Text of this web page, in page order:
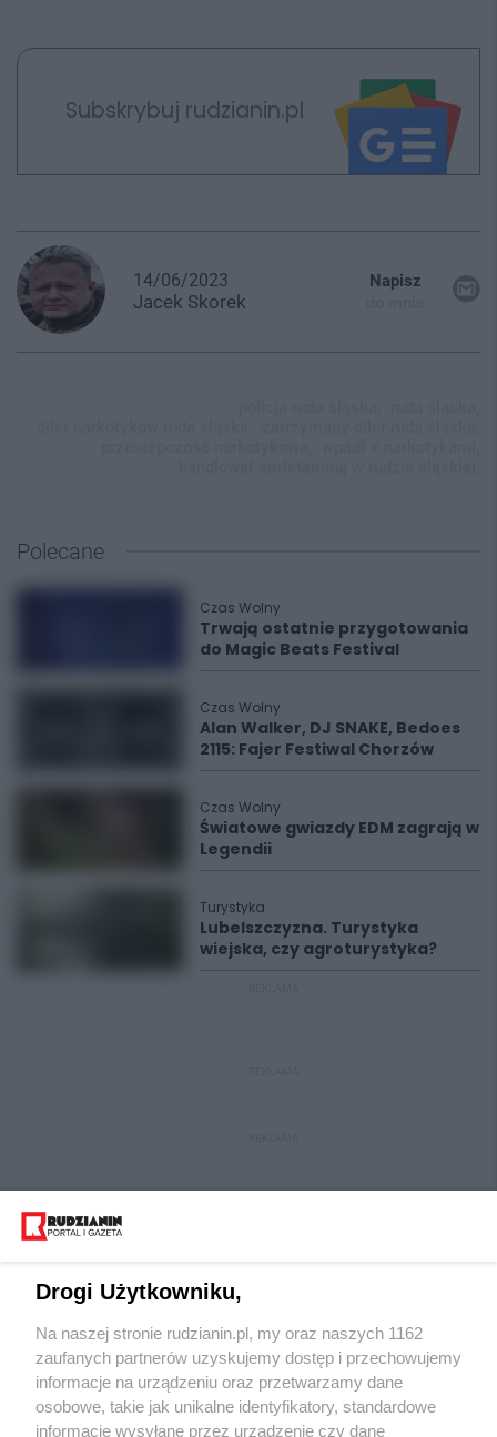
Subskrybuj rudzianin.pl
14/06/2023
Jacek Skorek
Napisz
Polecane
Czas Wolny
Trwają ostatnie przygotowania
do Magic Beats Festival
Czas Wolny
Alan Walker, DJ SNAKE, Bedoes
2115: Fajer Festiwal Chorzów
Czas Wolny
Światowe gwiazdy EDM zagrają w
Legendii
Turystyka
Lubelszczyzna. Turystyka
wiejska, czy agroturystyka?
Wydawca mediów lokalnych
Drogi Użytkowniku,
Na naszej stronie rudzianin.pl, my oraz naszych 1162
zaufanych partnerów uzyskujemy dostęp i przechowujemy
informacje na urządzeniu oraz przetwarzamy dane
osobowe, takie jak unikalne identyfikatory, standardowe
informacje wysyłane przez urządzenie czy dane